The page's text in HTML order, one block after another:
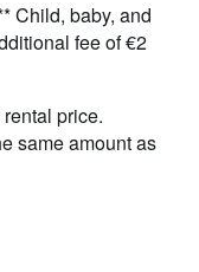
Child, baby, and
fee of €2
price.
same amount as